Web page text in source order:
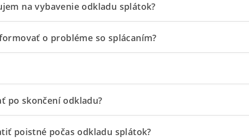
na vybavenie odkladu splátok?
o probléme so splácaním?
po skončení odkladu?
poistné počas odkladu splátok?